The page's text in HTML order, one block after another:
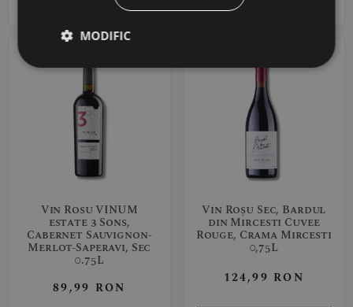
Vin Rosu VINUM
estate 3 Sons,
Cabernet Sauvignon-
Merlot-Saperavi, Sec
0.75L
89,99 RON
Vin Roșu Sec, Bardul
din Mircesti Cuvee
Rouge, Crama Mircesti
0,75L
124,99 RON
MODIFIC